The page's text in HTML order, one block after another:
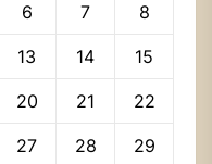
6 7 8
13 14 15
20 21 22
27 28 29